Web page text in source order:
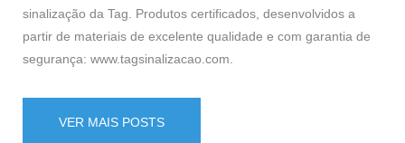
sinalização da Tag. Produtos certificados, desenvolvidos a
partir de materiais de excelente qualidade e com garantia de
segurança: www.tagsinalizacao.com.
VER MAIS POSTS